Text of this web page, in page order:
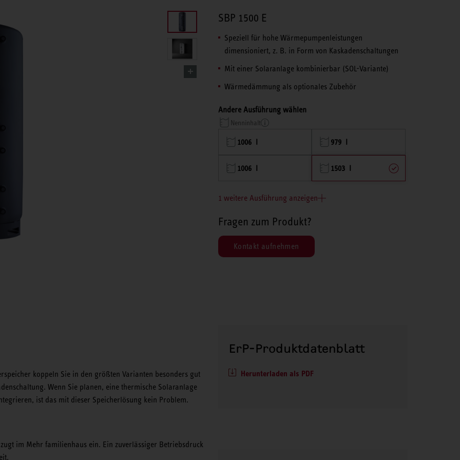
SBP 1500 E
Speziell für hohe Wärmepumpenleistungen
dimensioniert, z. B. in Form von Kaskadenschaltungen
Mit einer Solaranlage kombinierbar (SOL-Variante)
Wärmedämmung als optionales Zubehör
Andere Ausführung wählen
Nenninhalt
1006 l 979 l
1006 l 1503 l
1 weitere Ausführung anzeigen
Fragen zum Produkt?
Kontakt aufnehmen
koppeln Sie in den größten Varianten besonders gut
Wenn Sie planen, eine thermische Solaranlage
ist das mit dieser Speicherlösung kein Problem.
im Mehr familienhaus ein. Ein zuverlässiger Betriebsdruck
ErP-Produktdatenblatt
Herunterladen als PDF